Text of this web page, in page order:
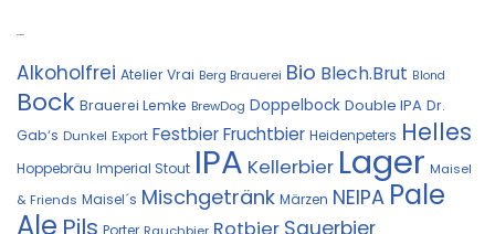
Alkoholfrei Atelier Vrai Berg Brauerei Bio Blech.Brut Blond
Bock Brauerei Lemke BrewDog Doppelbock Double IPA Dr.
Gab‘s Dunkel Export FestbierFruchtbier Heidenpeters Helles
Hoppebräu Imperial Stout IPA Kellerbier Lager Maisel
& Friends Maisel´s Mischgetränk Märzen NEIPA Pale
Ale Pils Porter Sauerbier